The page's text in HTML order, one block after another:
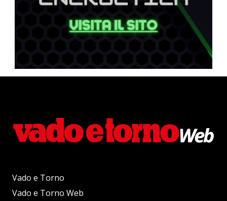
Vado e Torno
Vado e Torno Web